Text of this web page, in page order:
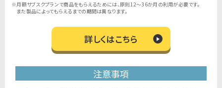
※月額サブスクプランで商品をもらえるためには、原則12～36か月の利用が必要です。
また製品によってもらえるまでの期間は異なります。
詳しくはこちら
注意事項